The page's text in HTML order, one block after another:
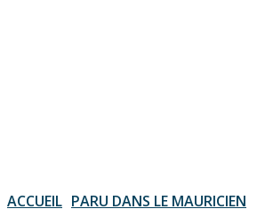
ACCUEIL PARU DANS LE MAURICIEN